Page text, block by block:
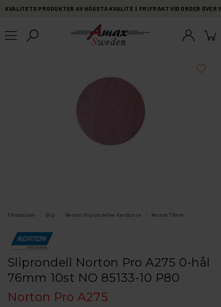
KVALITETS PRODUKTER AV HÖGSTA KVALITE | FRI FRAKT VID ORDER
Förstasidan Slip Norton Sliprondeller Kardborre Norton 76mm
Sliprondell Norton Pro A275 0-hål
76mm 10st NO 85133-10 P80
Norton Pro A275